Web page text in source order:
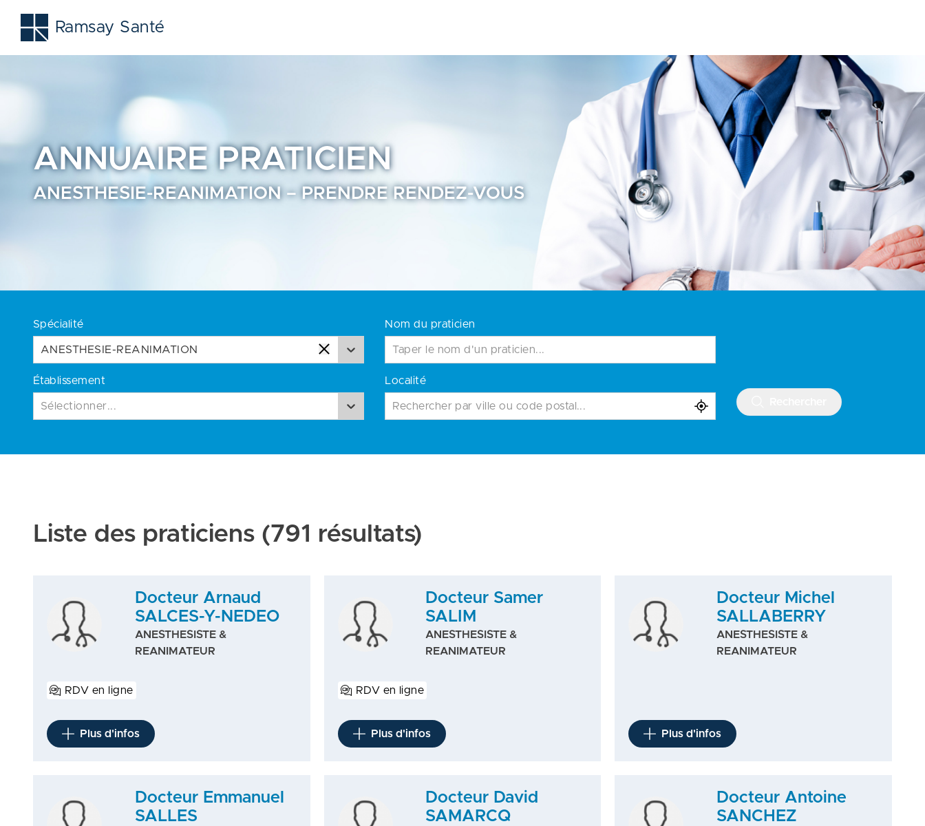
Ramsay Santé
ANNUAIRE PRATICIEN
ANESTHESIE-REANIMATION – PRENDRE RENDEZ-VOUS
Spécialité
ANESTHESIE-REANIMATION
Nom du praticien
Établissement
Sélectionner...
Localité
Rechercher par ville ou code postal...
Liste des praticiens (791 résultats)
Docteur Arnaud
SALCES-Y-NEDEO
ANESTHESISTE &
REANIMATEUR
RDV en ligne
Plus d'infos
Docteur Samer
SALIM
ANESTHESISTE &
REANIMATEUR
RDV en ligne
Plus d'infos
Docteur Michel
SALLABERRY
ANESTHESISTE &
REANIMATEUR
Plus d'infos
Docteur Emmanuel
SALLES
Docteur David
SAMARCQ
Docteur Antoine
SANCHEZ